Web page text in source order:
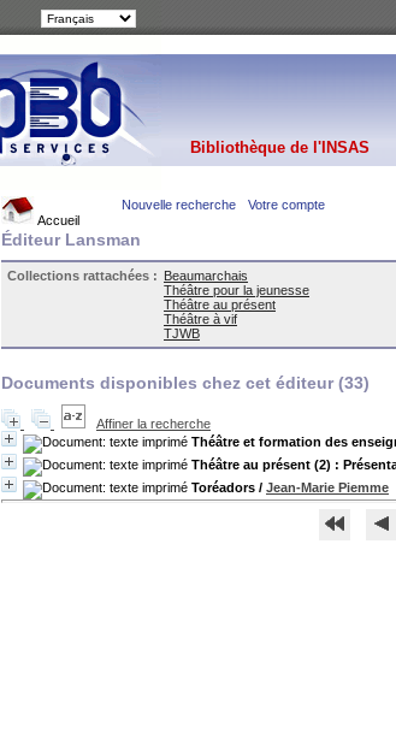
Accueil
Bibliothèque de l'INSAS
Nouvelle recherche Votre compte
Éditeur Lansman
Collections rattachées : Beaumarchais
Théâtre pour la jeunesse
Théâtre au présent
Théâtre à vif
TJWB
Documents disponibles chez cet éditeur (33)
Affiner la recherche
Théâtre et formation des
Théâtre au présent (2) :
Toréadors / Jean-Marie Piemme